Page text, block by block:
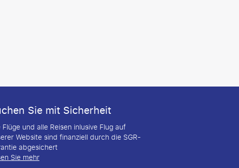
Sie mit Sicherheit
Flüge und alle Reisen inlusive Flug auf
Website sind finanziell durch die SGR-
abgesichert
Sie mehr